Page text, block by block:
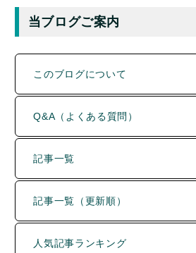
Q&A（よくある質問）
記事一覧
記事一覧（更新順）
人気記事ランキング
カテゴリー別 新着記事